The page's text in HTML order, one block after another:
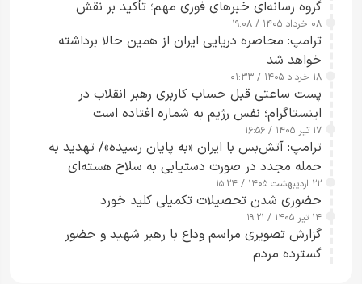
گروه رسانه‌ای خبرهای فوری مهم؛ تأکید بر نقش
رسانه‌های هوشمند و مسئول در ارتقای آگاهی عمومی
۰۸ خرداد ۱۴۰۵ / ۱۹:۰۸
ترامپ: محاصره دریایی ایران از همین حالا برداشته
خواهد شد
۱۸ خرداد ۱۴۰۵ / ۰۱:۳۳
پست ساعتی قبل حساب کاربری رهبر انقلاب در
اینستاگرام؛ نفس رژیم به شماره افتاده است​
۱۷ تیر ۱۴۰۵ / ۱۶:۵۶
ترامپ: آتش‌بس با ایران «به پایان رسیده»/ تهدید به
حمله مجدد در صورت دستیابی به سلاح هسته‌ای
۲۲ اردیبهشت ۱۴۰۵ / ۱۵:۲۴
حضوری شدن تحصیلات تکمیلی کلید خورد
۱۴ تیر ۱۴۰۵ / ۱۹:۲۱
گزارش تصویری مراسم وداع با رهبر شهید و حضور
گسترده مردم